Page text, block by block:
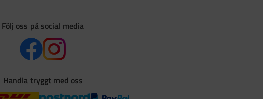
Följ oss på social media
Handla tryggt med oss